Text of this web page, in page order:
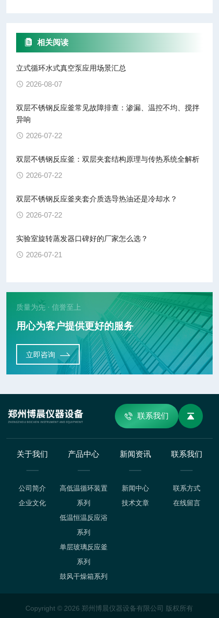
相关阅读
立式循环水式真空泵应用场景汇总
2026-08-07
双层不锈钢反应釜常见故障排查：渗漏、温控不均、搅拌
异响
2026-07-22
双层不锈钢反应釜：双层夹套结构原理与传热系统全解析
2026-07-22
双层不锈钢反应釜夹套介质选导热油还是冷却水？
2026-07-22
实验室旋转蒸发器口碑好的厂家怎么选？
2026-07-21
质量为先 · 信誉至上
用心为客户提供更好的服务
立即咨询
联系我们
关于我们
公司简介
企业文化
产品中心
高低温循环装置
系列
低温恒温反应浴
系列
单层玻璃反应釜
系列
鼓风干燥箱系列
新闻资讯
新闻中心
技术文章
联系我们
联系方式
在线留言
Copyright © 2026 郑州博晨仪器设备有限公司 版权所有